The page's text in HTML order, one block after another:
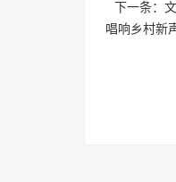
下一条：
唱响乡村新